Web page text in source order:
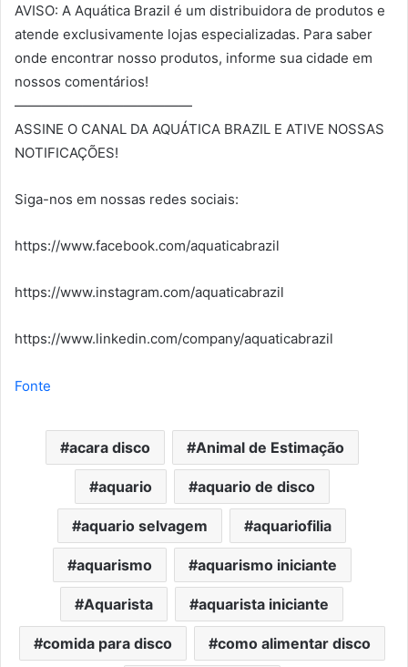
AVISO: A Aquática Brazil é um distribuidora de produtos e
atende exclusivamente lojas especializadas. Para saber
onde encontrar nosso produtos, informe sua cidade em
nossos comentários!
—————————————
ASSINE O CANAL DA AQUÁTICA BRAZIL E ATIVE NOSSAS
NOTIFICAÇÕES!
Siga-nos em nossas redes sociais:
https://www.facebook.com/aquaticabrazil
https://www.instagram.com/aquaticabrazil
https://www.linkedin.com/company/aquaticabrazil
Fonte
acara disco Animal de Estimação
aquario aquario de disco
aquario selvagem aquariofilia
aquarismo aquarismo iniciante
Aquarista aquarista iniciante
comida para disco como alimentar disco